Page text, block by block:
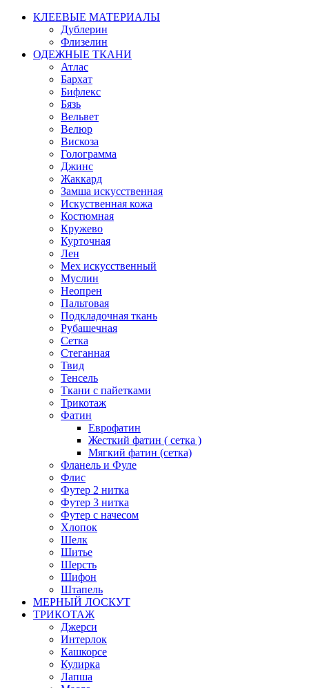
КЛЕЕВЫЕ МАТЕРИАЛЫ
Дублерин
Флизелин
ОДЕЖНЫЕ ТКАНИ
Атлас
Бархат
Бифлекс
Бязь
Вельвет
Велюр
Вискоза
Голограмма
Джинс
Жаккард
Замша искусственная
Искуственная кожа
Костюмная
Кружево
Курточная
Лен
Мех искусственный
Муслин
Неопрен
Пальтовая
Подкладочная ткань
Рубашечная
Сетка
Стеганная
Твид
Тенсель
Ткани с пайетками
Трикотаж
Фатин
Еврофатин
Жесткий фатин ( сетка )
Мягкий фатин (сетка)
Фланель и Фуле
Флис
Футер 2 нитка
Футер 3 нитка
Футер с начесом
Хлопок
Шелк
Шитье
Шерсть
Шифон
Штапель
МЕРНЫЙ ЛОСКУТ
ТРИКОТАЖ
Джерси
Интерлок
Кашкорсе
Кулирка
Лапша